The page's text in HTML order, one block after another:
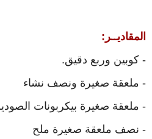
المقاديــر:
- كوبين وربع دقيق.
- ملعقة صغيرة ونصف نشاء
- ملعقة صغيرة بيكربونات
- نصف ملعقة صغيرة ملح